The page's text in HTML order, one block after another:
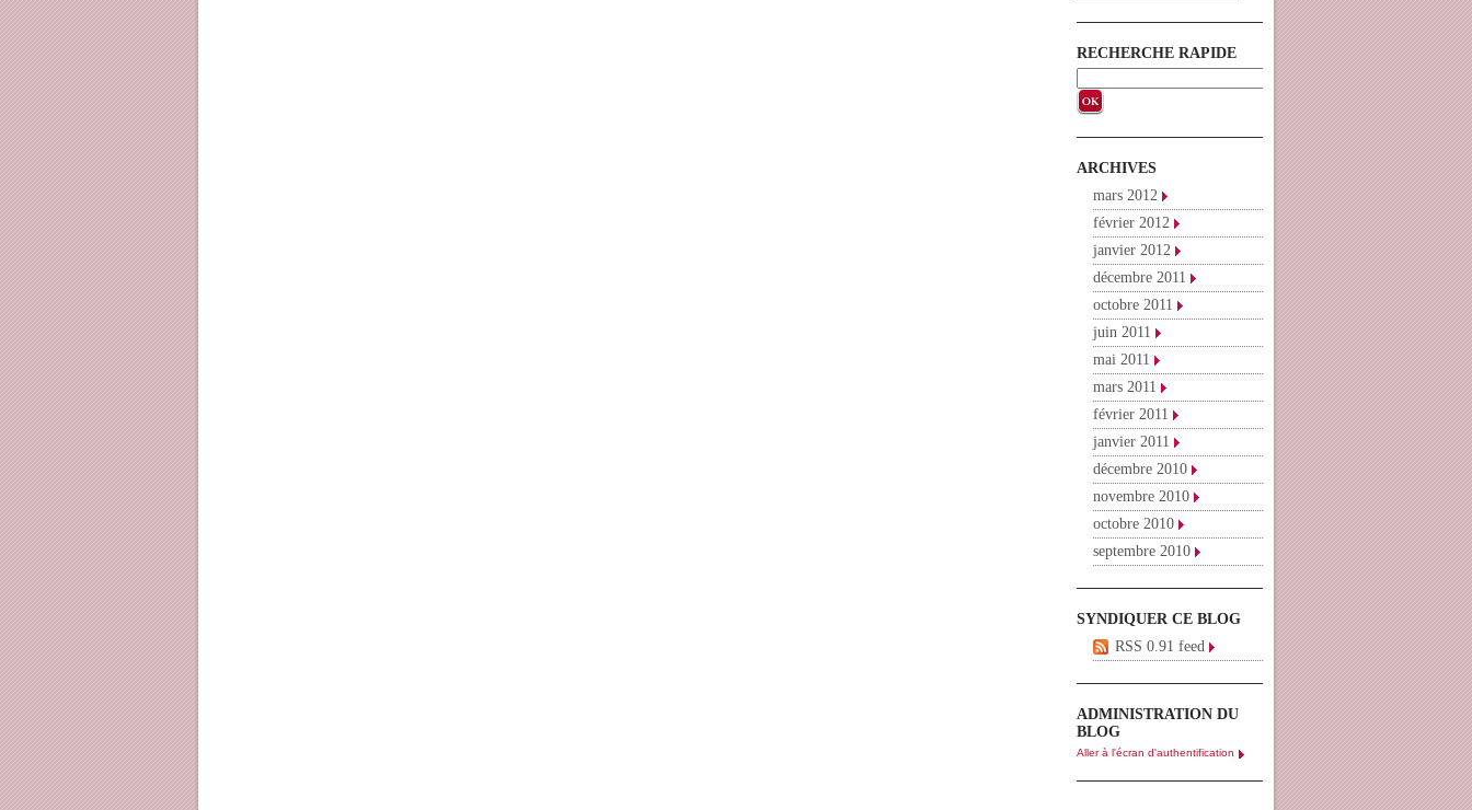
RECHERCHE RAPIDE
ARCHIVES
mars 2012
février 2012
janvier 2012
décembre 2011
octobre 2011
juin 2011
mai 2011
mars 2011
février 2011
janvier 2011
décembre 2010
novembre 2010
octobre 2010
septembre 2010
SYNDIQUER CE BLOG
RSS 0.91 feed
ADMINISTRATION DU
BLOG
Aller à l'écran d'authentification